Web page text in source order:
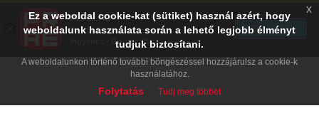
Ez a weboldal cookie-kat (sütiket) használ azért, hogy
weboldalunk használata során a lehető legjobb élményt
tudjuk biztosítani.
A weboldalunkon történő további böngészéssel hozzájárulsz a cookie-k
használatához.
Folytatás Tudj meg többet
x
PRAE.HU
Digital Evolution
Ingyenes - Google Play
TELEPÍTÉS